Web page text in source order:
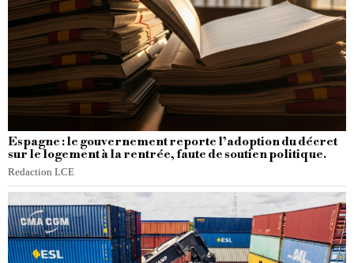
Espagne : le gouvernement reporte l’adoption du décret
sur le logement à la rentrée, faute de soutien politique.
Redaction LCE